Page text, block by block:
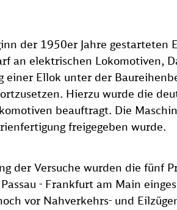
der 1950er Jahre
an elektrischen Lokomotiven,
einer Ellok unter der
Hierzu wurde die
beauftragt. Die
freigegeben wurde.
der Versuche wurden die fünf
- Frankfurt am Main
vor Nahverkehrs- und